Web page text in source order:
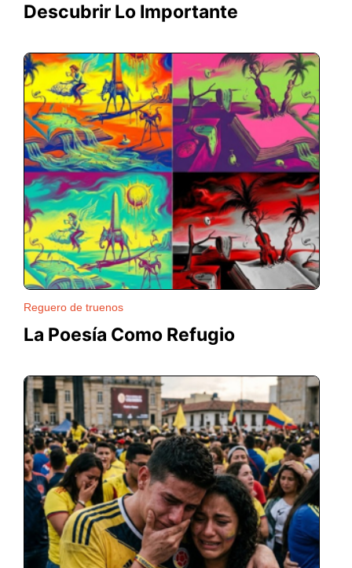
Descubrir Lo Importante
Reguero de truenos
La Poesía Como Refugio